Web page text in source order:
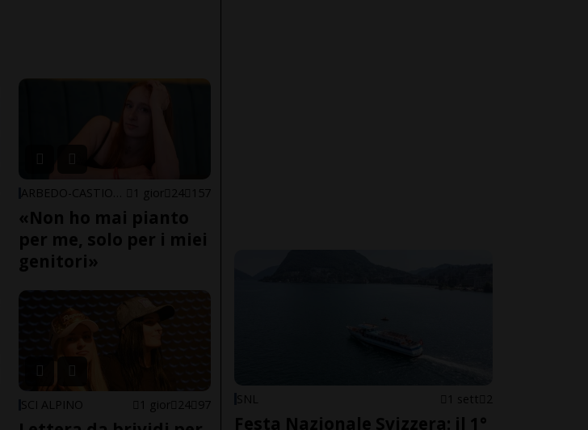
1 gior 24 157
«Non ho mai pianto
per me, solo per i miei
genitori»
SCI ALPINO 1 gior 24 97 SNL 1 sett 2
Festa Nazionale Svizzera: il 1°